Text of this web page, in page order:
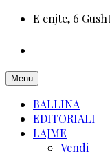
E enjte, 6
Menu
BALLINA
EDITORIALI
LAJME
Vendi